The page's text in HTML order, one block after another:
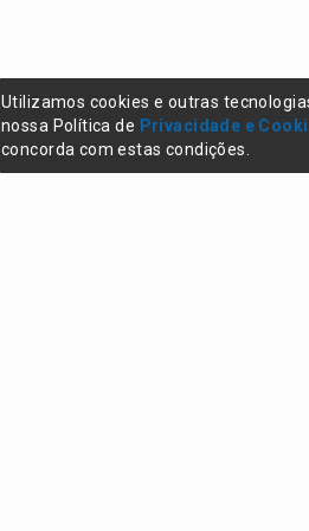
Utilizamos cookies e outras
nossa Política de Privacidade e
concorda com estas condições.